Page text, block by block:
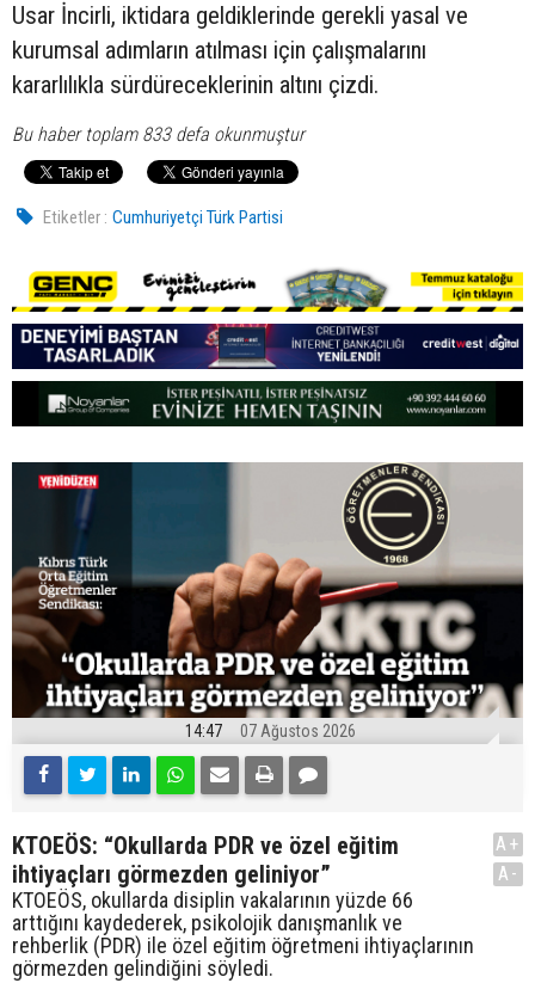
Usar İncirli, iktidara geldiklerinde gerekli yasal ve
kurumsal adımların atılması için çalışmalarını
kararlılıkla sürdüreceklerinin altını çizdi.
Bu haber toplam 833 defa okunmuştur
Etiketler : Cumhuriyetçi Türk Partisi
14:47 07 Ağustos 2026
KTOEÖS: “Okullarda PDR ve özel eğitim
ihtiyaçları görmezden geliniyor”
KTOEÖS, okullarda disiplin vakalarının yüzde 66
arttığını kaydederek, psikolojik danışmanlık ve
rehberlik (PDR) ile özel eğitim öğretmeni ihtiyaçlarının
görmezden gelindiğini söyledi.
A+
A-